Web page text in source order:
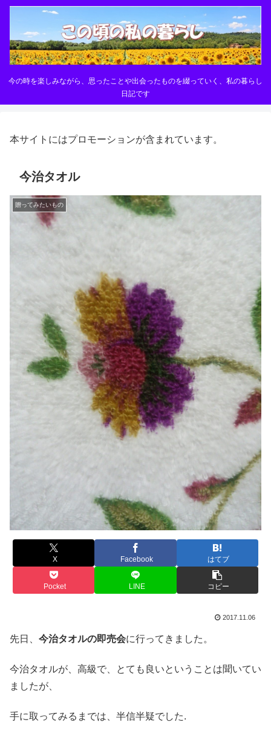
今の時を楽しみながら、思ったことや出会ったものを綴っていく、私の暮らし
日記です
本サイトにはプロモーションが含まれています。
今治タオル
贈ってみたいもの
X Facebook はてブ
Pocket LINE コピー
2017.11.06
先日、 今治タオルの即売会に行ってきました。
今治タオルが、高級で、とても良いということは聞いてい
ましたが、
手に取ってみるまでは、半信半疑でした.